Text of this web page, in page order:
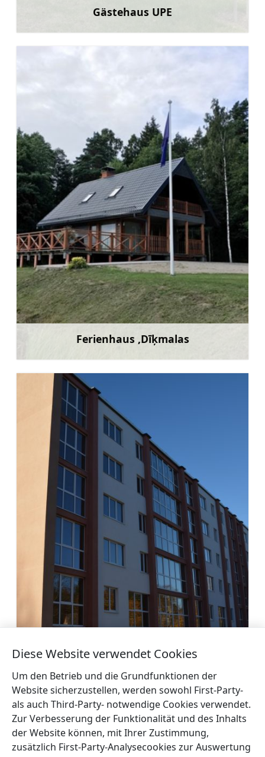
Gästehaus UPE
Ferienhaus ‚Dīķmalas
←Hostel ‚Ķipīts‘ Ferienhaus ‚Dīķmalas →
Diese Website verwendet Cookies
Um den Betrieb und die Grundfunktionen der
Website sicherzustellen, werden sowohl First-Party-
als auch Third-Party- notwendige Cookies verwendet.
Zur Verbesserung der Funktionalität und des Inhalts
der Website können, mit Ihrer Zustimmung,
zusätzlich First-Party-Analysecookies zur Auswertung